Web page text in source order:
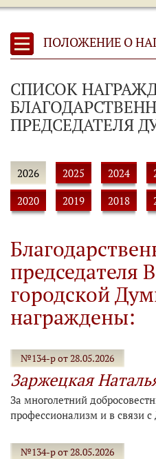
ПОЛОЖЕНИЕ О
СПИСОК
ПРЕДСЕДАТЕЛЯ
2026 2025 2024
2020
2019 2018
председателя
городской
награждены:
№134-р от 28.05.2026
Заржецкая
За многолетний
профессионализм и в связи
№134-р от 28.05.2026